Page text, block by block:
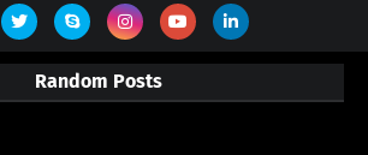
Random Posts